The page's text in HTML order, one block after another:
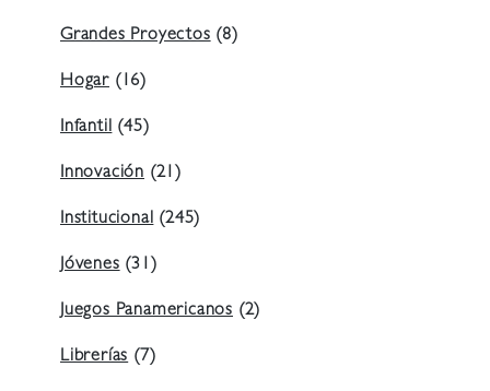
Grandes Proyectos (8)
Hogar (16)
Infantil (45)
Innovación (21)
Institucional (245)
Jóvenes (31)
Juegos Panamericanos (2)
Librerías (7)